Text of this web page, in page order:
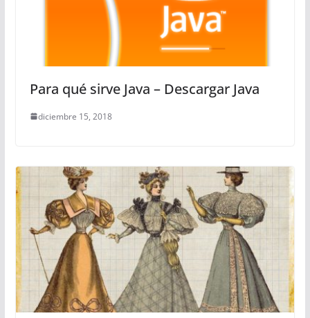
Para qué sirve Java – Descargar Java
diciembre 15, 2018